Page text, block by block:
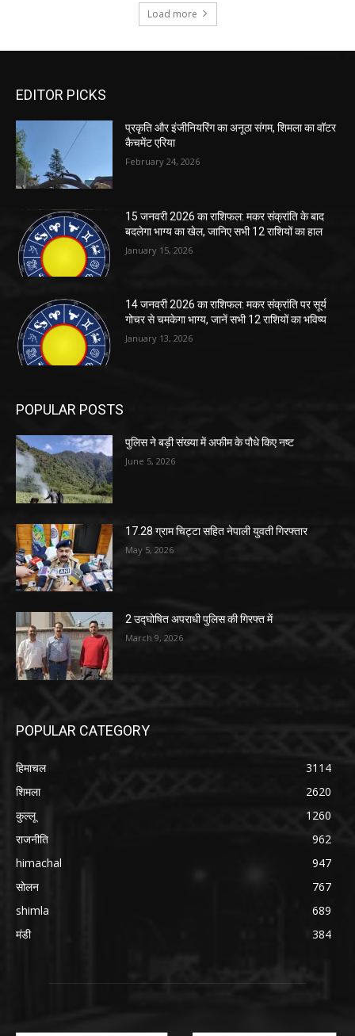
EDITOR PICKS
प्रकृति और इंजीनियरिंग का अनूठा संगम, शिमला का वॉटर
कैचमेंट एरिया
February 24, 2026
15 जनवरी 2026 का राशिफल: मकर संक्रांति के बाद
बदलेगा भाग्य का खेल, जानिए सभी 12 राशियों का हाल
January 15, 2026
14 जनवरी 2026 का राशिफल: मकर संक्रांति पर सूर्य
गोचर से चमकेगा भाग्य, जानें सभी 12 राशियों का भविष्य
January 13, 2026
POPULAR POSTS
पुलिस ने बड़ी संख्या में अफीम के पौधे किए नष्ट
June 5, 2026
17.28 ग्राम चिट्टा सहित नेपाली युवती गिरफ्तार
May 5, 2026
2 उद्घोषित अपराधी पुलिस की गिरफ्त में
March 9, 2026
POPULAR CATEGORY
हिमाचल
3114
शिमला
2620
कुल्लू
1260
राजनीति
962
himachal
947
सोलन
767
shimla
689
मंडी
384